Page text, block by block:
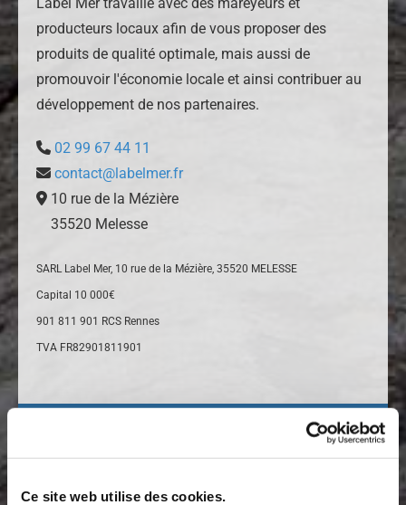
Ce site web utilise des cookies.
producteurs locaux afin de vous proposer des
produits de qualité optimale, mais aussi de
promouvoir l'économie locale et ainsi contribuer au
développement de nos partenaires.
 02 99 67 44 11
 contact@labelmer.fr
 10 rue de la Mézière
35520 Melesse
SARL Label Mer, 10 rue de la Mézière, 35520 MELESSE
Capital 10 000€
901 811 901 RCS Rennes
TVA FR82901811901